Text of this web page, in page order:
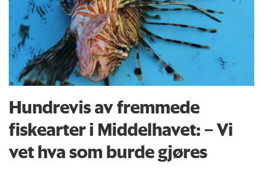
Hundrevis av fremmede
fiskearter i Middelhavet: – Vi
vet hva som burde gjøres